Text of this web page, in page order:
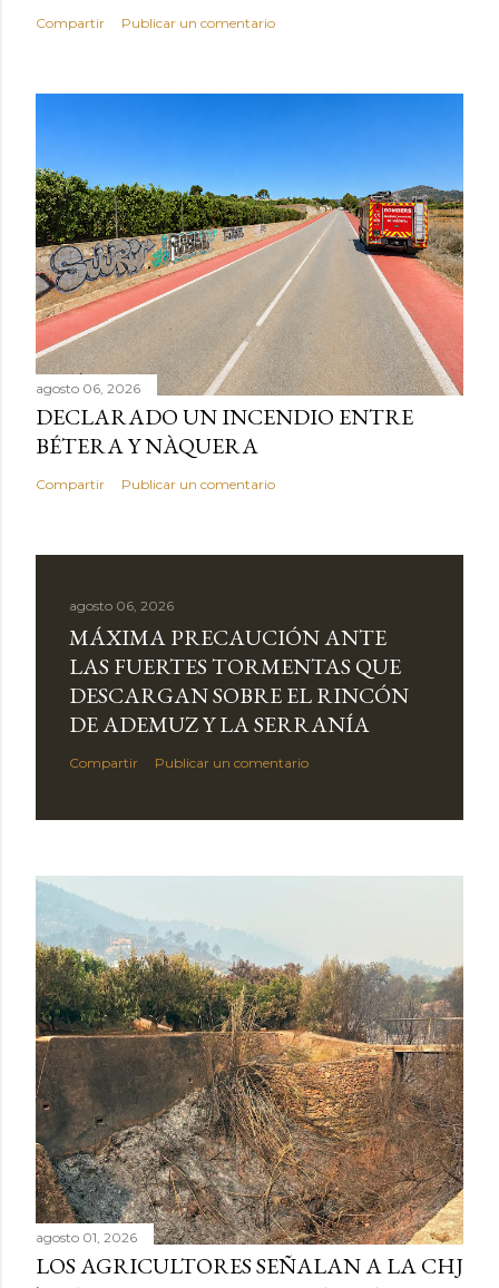
Compartir Publicar un comentario
agosto 06, 2026
DECLARADO UN INCENDIO ENTRE
BÉTERA Y NÀQUERA
Compartir Publicar un comentario
agosto 06, 2026
MÁXIMA PRECAUCIÓN ANTE
LAS FUERTES TORMENTAS QUE
DESCARGAN SOBRE EL RINCÓN
DE ADEMUZ Y LA SERRANÍA
Compartir Publicar un comentario
agosto 01, 2026
LOS AGRICULTORES SEÑALAN A LA CHJ